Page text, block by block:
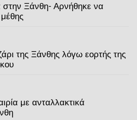
στην Ξάνθη- Αρνήθηκε να
της Ξάνθης λόγω εορτής της
με ανταλλακτικά